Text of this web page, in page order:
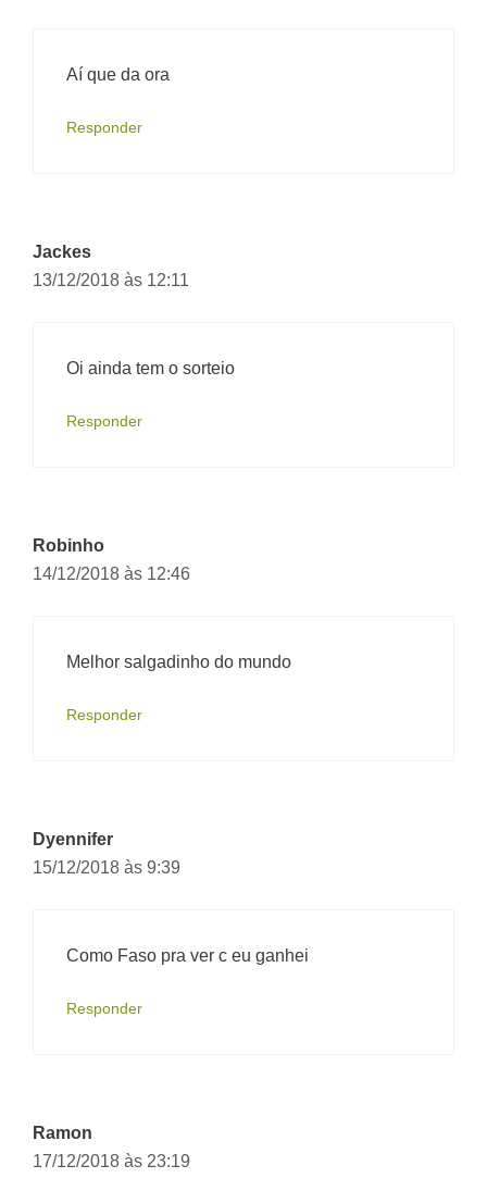
Aí que da ora
Responder
Jackes
13/12/2018 às 12:11
Oi ainda tem o sorteio
Responder
Robinho
14/12/2018 às 12:46
Melhor salgadinho do mundo
Responder
Dyennifer
15/12/2018 às 9:39
Como Faso pra ver c eu ganhei
Responder
Ramon
17/12/2018 às 23:19